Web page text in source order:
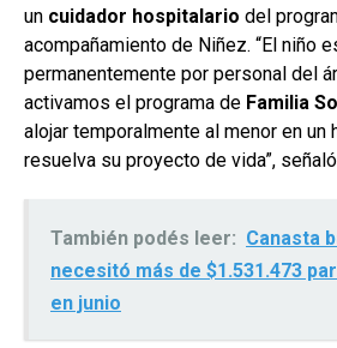
un cuidador hospitalario del
acompañamiento de Niñez. “El niño
permanentemente por personal del
activamos el programa de Familia
alojar temporalmente al menor en un
resuelva su proyecto de vida”,
También podés leer: Canasta
necesitó más de $1.531.473
en junio